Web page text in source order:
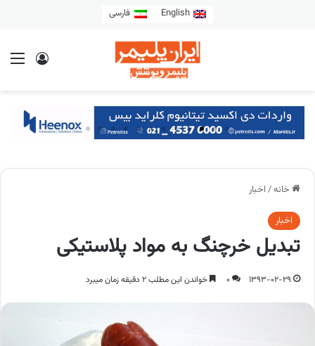
English فارسی
خانه/ اخبار
اخبار
تبدیل خرچنگ به مواد پلاستیکی
1393-02-29
0 خواندن این مطلب 2 دقیقه زمان میبرد